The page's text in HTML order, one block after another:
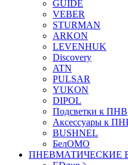
GUIDE
VEBER
STURMAN
ARKON
LEVENHUK
Discovery
ATN
PULSAR
YUKON
DIPOL
Подсветки к ПНВ
Аксессуары к
BUSHNEL
БелОМО
ПНЕВМАТИЧЕСКИЕ